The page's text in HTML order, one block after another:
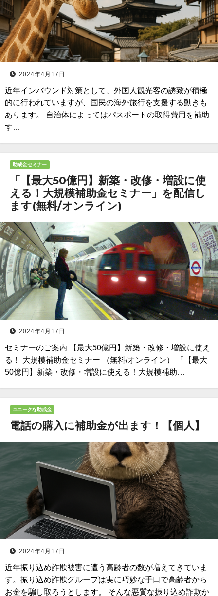
2024年4月17日
近年インバウンド対策として、外国人観光客の誘致が積極
的に行われていますが、国民の海外旅行を支援する動きも
あります。 自治体によってはパスポートの取得費用を補助
す…
助成金セミナー
「【最大50億円】新築・改修・増設に使
える！大規模補助金セミナー」を配信し
ます(無料/オンライン)
2024年4月17日
セミナーのご案内 【最大50億円】新築・改修・増設に使え
る！ 大規模補助金セミナー （無料/オンライン） 「【最大
50億円】新築・改修・増設に使える！大規模補助…
ユニークな助成金
電話の購入に補助金が出ます！【個人】
2024年4月17日
近年振り込め詐欺被害に遭う高齢者の数が増えてきていま
す。振り込め詐欺グループは実に巧妙な手口で高齢者から
お金を騙し取ろうとします。 そんな悪質な振り込め詐欺か